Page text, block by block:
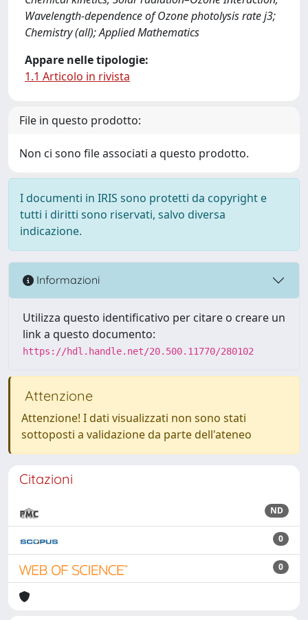
Wavelength-dependence of Ozone photolysis rate j3;
Chemistry (all); Applied Mathematics
Appare nelle tipologie:
1.1 Articolo in rivista
File in questo prodotto:
Non ci sono file associati a questo prodotto.
I documenti in IRIS sono protetti da copyright e
tutti i diritti sono riservati, salvo diversa
indicazione.
Informazioni
Utilizza questo identificativo per citare o creare un
link a questo documento:
https://hdl.handle.net/20.500.11770/280102
Attenzione
Attenzione! I dati visualizzati non sono stati
sottoposti a validazione da parte dell'ateneo
Citazioni
ND
0
0